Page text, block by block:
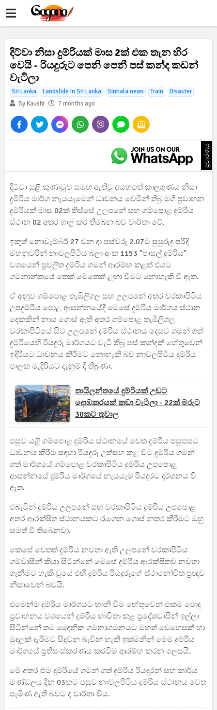
දිට්වා නිසා දුම්රියක් මාස 2ක් එක තැන හිර
වෙයි - රියදුරුට පෙනි පෙනී පස් කන්ද කඩන්
වැටිලා
Sri Lanka Landslide In Sri Lanka Sinhala news Train
Disaster
By Kaushi
7 months ago
ප්‍රචාරණය
දිට්වා සුළි කුණාටුව සමඟ ඇතිවූ අයහපත් කාලගුණය නිසා
දුමිරිය මාර්ග නැයයෑමෙන් ධාවනය වෙමින් තිබූ මගී ප්‍රවාහන
දුම්රියක් මාස 02ක් තිස්සේ උලපනේ සහ ගම්පොළ දුම්රිය
ස්ථාන 02 අතර ගාල් කර තිබෙන බව වාර්තා වේ.
ඉකුත් නොවැම්බර් 27 වන දා පස්වරු 2.07ට සුපුරුදු පරිදි
මහනුවරින් නාවලපිටිය බලා අංක 1153 "පාසල් දුම්රිය"
වශයෙන් ප්‍රචලිත දුම්රිය ගමන් ආරම්භ කළත් එයට
ගමනාන්තයේ තෙක් මෙතෙක් ළඟා වීමට නොහැකි වී ඇත.
ඒ අනුව ගම්පොළ තැඹිලිගල සහ උලපනේ අතර වරකාපිටිය
උපදුම්රිය පොළ ආසන්නයේදී මෙසේ දුම්රිය මාර්ගය ස්ථාන
දෙකකින් නාය ගොස් ඇති අතර ගම්පොළ තැඹිලිගල
වරකාපිටියේ සිට උලපනේ දුම්රිය ස්ථානය දෙසට ගමන් ගත්
දුම්රියෙහි රියදුරු මාර්ගයට වැටී තිබූ පස් කන්දක් හේතුවෙන්
ඉදිරියට ධාවනය කිරීමට නොහැකි බව නාවලපිටිය දුම්රිය
පාලක මැදිරියට දැනුම් දි තිබුණා.
තායිලන්තයේ දුම්රියක් උඩට
දොඹකරයක් කඩා වැටිලා - 22ක් මරුට
30කට තුවාල
පසුව යළි ගම්පොළ දුම්රිය ස්ථානයේ වෙත දුම්රිය පසුපසට
ධාවනය කිරීම සඳහා රියදුරු උත්සහ කළ විට දුම්රිය ගමන්
ගත් මාර්ගයේ ගම්පොළ වරකාපිටිය දුම්රිය උපපොළ
ආසන්නයේ දුම්රිය මාර්ගයේ නැයයෑම රියදුරට දර්ශනය වී
ඇත.
එබැවින් දුම්රිය උලපනේ සහ වරකාපිටිය දුම්රිය උපපොළ
අතර ආරක්ෂිත ස්ථානයකට රැගෙන ගොස් නතර කිරිමට ඔහු
සමත් වී තිබෙනවා.
කෙසේ වෙතත් දුම්රිය නවතා ඇති උලපනේ වරකාපිටිය
ගම්වාසීන් කියා සිටින්නේ මෙසේ දුම්රිය ආරක්ෂිතව නවතා
ගැනීමට හැකි වූයේ එහි දුම්රිය රියදුරුගේ ස්ථානෝචිත ප්‍රඥාව
නිසාවෙන් බවයි.
එමෙන්ම දුම්රිය මාර්ගයට හානි වීම හේතුවෙන් එකම පොදු
ප්‍රවාහනය වශයෙන් දුම්රිය භාවිතා කළ ප්‍රදේශවාසින් ඉල්ලා
සිටින්නේ තම දෛනික ගමනාගමනයට මහත් වෙහෙසක් හා
මුදලක් දැරීමට සිදුවන බැවින් හැකි ඉක්මනින් මෙම දුම්රිය
මාර්ගයේ ප්‍රතිසංස්කරණය කරවීම ආරම්භ කරන ලෙසයි.
මේ අතර එම දුම්රියේ ගමන් ගත් දුම්රිය රියදුරන් සහ කාර්ය
මණ්ඩලය දින 03කට පසුව නාවලපිටිය දුම්රිය ස්ථානය වෙත
පැමිණ ඇති බවට ද වාර්තා විය.